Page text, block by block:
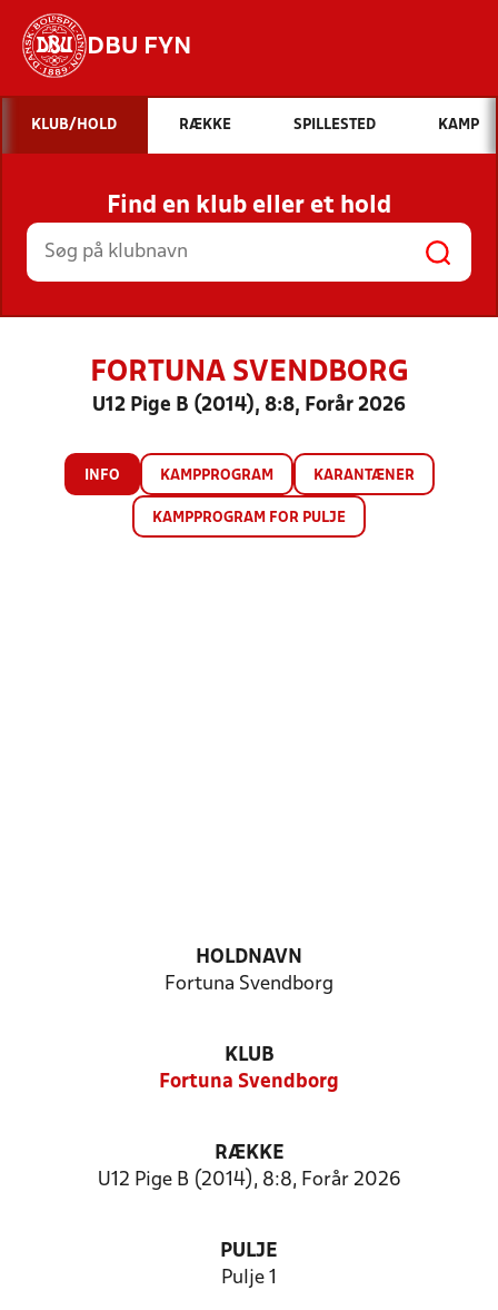
DBU FYN
Hvad vil du søge efter?
INDHOLD OG NYHEDER
STILLINGER, RESULTATER, KLUBBER OG
HOLD
KLUB/HOLD RÆKKE SPILLESTED KAMP
Find en klub eller et hold
FORTUNA SVENDBORG
U12 Pige B (2014), 8:8, Forår 2026
INFO KAMPPROGRAM KARANTÆNER
KAMPPROGRAM FOR PULJE
HOLDNAVN
Fortuna Svendborg
KLUB
Fortuna Svendborg
RÆKKE
U12 Pige B (2014), 8:8, Forår 2026
PULJE
Pulje 1